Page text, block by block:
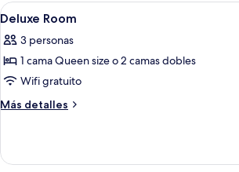
Abrir
todas
las
fotos
de
Deluxe
Habitación
3
Deluxe Room
3 personas
1 cama Queen size o 2 camas dobles
Wifi gratuito
Más detalles
Más
Room